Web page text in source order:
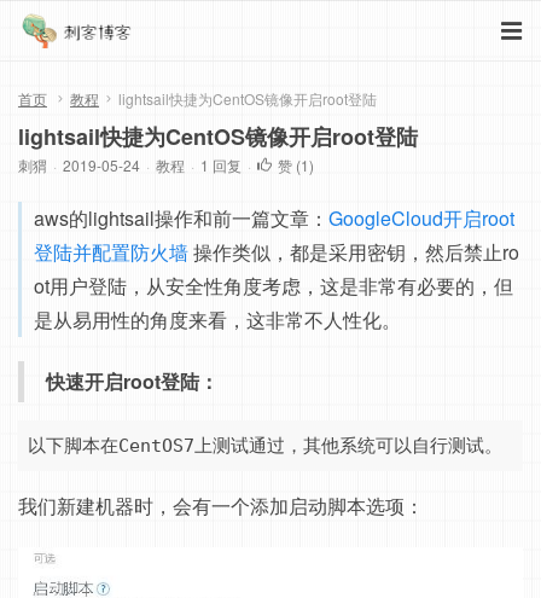
首页 教程 lightsail快捷为CentOS镜像开启root登陆
lightsail快捷为CentOS镜像开启root登陆
刺猬 · 2019-05-24 · 教程 · 1 回复 · 赞 (1)
aws的lightsail操作和前一篇文章： GoogleCloud开启root
登陆并配置防火墙操作类似，都是采用密钥，然后禁止ro
ot用户登陆，从安全性角度考虑，这是非常有必要的，但
是从易用性的角度来看，这非常不人性化。
快速开启root登陆：
以下脚本在CentOS7上测试通过，其他系统可以自行测试。
我们新建机器时，会有一个添加启动脚本选项：